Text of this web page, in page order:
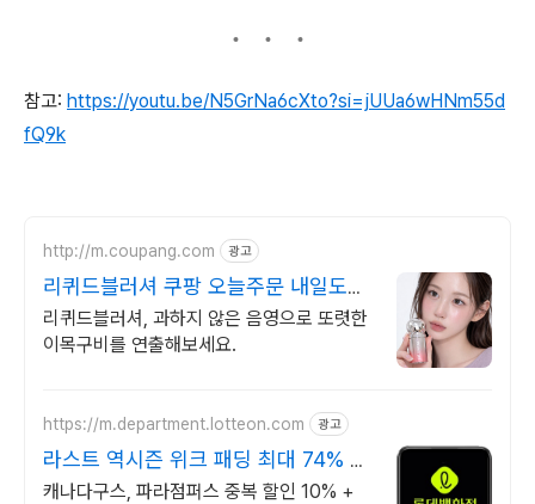
참고: https://youtu.be/N5GrNa6cXto?si=jUUa6wHNm55d
fQ9k
http://m.coupang.com 광고
리퀴드블러셔 쿠팡 오늘주문 내일도착
로켓배송
리퀴드블러셔, 과하지 않은 음영으로 또렷한
이목구비를 연출해보세요.
https://m.department.lotteon.com 광고
라스트 역시즌 위크 패딩 최대 74% 할
인
캐나다구스, 파라점퍼스 중복 할인 10% +